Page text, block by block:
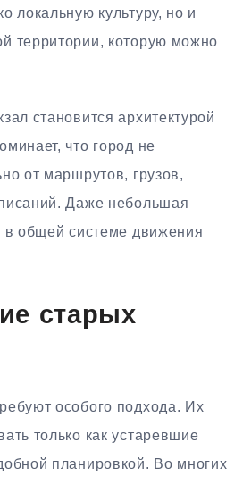
локальную культуру, но и
территории, которую можно
становится архитектурой
что город не
от маршрутов, грузов,
Даже небольшая
в общей системе движения
старых
особого подхода. Их
только как устаревшие
планировкой. Во многих